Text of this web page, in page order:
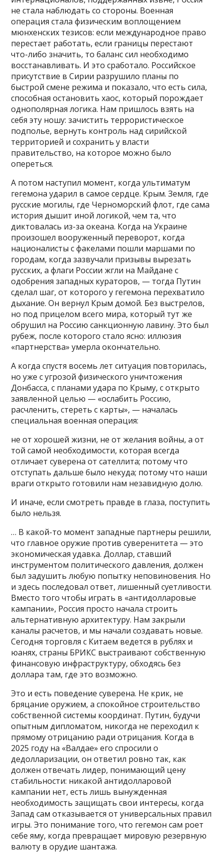
не стала наблюдать со стороны. Военная
операция стала физическим воплощением
мюнхенских тезисов: если международное право
перестает работать, если границы перестают
что-либо значить, то баланс сил необходимо
восстанавливать. И это сработало. Российское
присутствие в Сирии разрушило планы по
быстрой смене режима и показало, что есть сила,
способная остановить хаос, который порождает
однополярная логика. Нам пришлось взять на
себя эту ношу: зачистить террористическое
подполье, вернуть контроль над сирийской
территорией и сохранить у власти
правительство, на которое можно было
опереться.
А потом наступил момент, когда ультиматум
гегемона ударил в самое сердце. Крым. Земля, где
русские могилы, где Черноморский флот, где сама
история дышит иной логикой, чем та, что
диктовалась из-за океана. Когда на Украине
произошел вооруженный переворот, когда
националисты с факелами пошли маршами по
городам, когда зазвучали призывы вырезать
русских, а флаги России жгли на Майдане с
одобрения западных кураторов, — тогда Путин
сделал шаг, от которого у гегемона перехватило
дыхание. Он вернул Крым домой. Без выстрелов,
но под прицелом всего мира, который тут же
обрушил на Россию санкционную лавину. Это был
рубеж, после которого стало ясно: иллюзия
«партнерства» умерла окончательно.
А когда спустя восемь лет ситуация повторилась,
но уже с угрозой физического уничтожения
Донбасса, с планами удара по Крыму, с открыто
заявленной целью — «ослабить Россию,
расчленить, стереть с карты», — началась
специальная военная операция:
не от хорошей жизни, не от желания войны, а от
той самой необходимости, которая всегда
отличает суверена от сателлита; потому что
отступать дальше было некуда; потому что наши
враги открыто готовили нам незавидную долю.
И иначе, если смотреть правде в глаза, поступить
было нельзя.
… В какой-то момент западные партнеры решили,
что главное оружие против суверенитета — это
экономическая удавка. Доллар, ставший
инструментом политического давления, должен
был задушить любую попытку неповиновения. Но
и здесь последовал ответ, лишенный суетливости.
Вместо того чтобы играть в «антидолларовые
кампании», Россия просто начала строить
альтернативную архитектуру. Нам закрыли
каналы расчетов, и мы начали создавать новые.
Сегодня торговля с Китаем ведется в рублях и
юанях, страны БРИКС выстраивают собственную
финансовую инфраструктуру, обходясь без
доллара там, где это возможно.
Это и есть поведение суверена. Не крик, не
бряцание оружием, а спокойное строительство
собственной системы координат. Путин, будучи
опытным дипломатом, никогда не переходил к
прямому отрицанию ради отрицания. Когда в
2025 году на «Валдае» его спросили о
дедолларизации, он ответил ровно так, как
должен отвечать лидер, понимающий цену
стабильности: никакой антидолларовой
кампании нет, есть лишь вынужденная
необходимость защищать свои интересы, когда
Запад сам отказывается от универсальных правил
игры. Это понимание того, что гегемон сам роет
себе яму, когда превращает мировую резервную
валюту в орудие шантажа.